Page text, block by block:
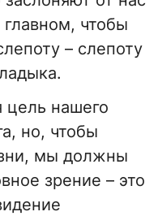
чтобы
– слепоту
цель нашего
но, чтобы
мы должны
зрение – это